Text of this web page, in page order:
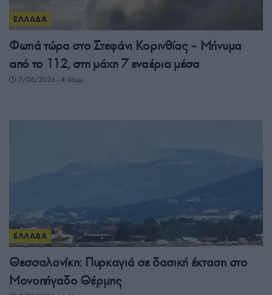
ΕΛΛΑΔΑ
Φωτιά τώρα στο Στεφάνι Κορινθίας – Μήνυμα
από το 112, στη μάχη 7 εναέρια μέσα
7/08/2026 - 4:46μμ
ΕΛΛΑΔΑ
Θεσσαλονίκη: Πυρκαγιά σε δασική έκταση στο
Μονοπήγαδο Θέρμης